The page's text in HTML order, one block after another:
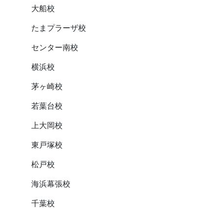
大船校
たまプラーザ校
センター南校
横浜校
茅ヶ崎校
若葉台校
上大岡校
東戸塚校
松戸校
海浜幕張校
千葉校